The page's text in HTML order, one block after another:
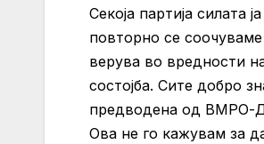
Секоја партија силата
повторно се
верува во вредности
состојба. Сите добро
предводена од ВМРО-
Ова не го кажувам за